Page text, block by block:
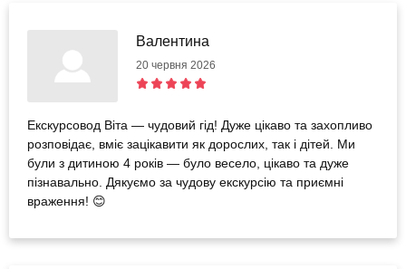
Валентина
20 червня 2026
Екскурсовод Віта — чудовий гід! Дуже цікаво та захопливо
розповідає, вміє зацікавити як дорослих, так і дітей. Ми
були з дитиною 4 років — було весело, цікаво та дуже
пізнавально. Дякуємо за чудову екскурсію та приємні
враження! 😊